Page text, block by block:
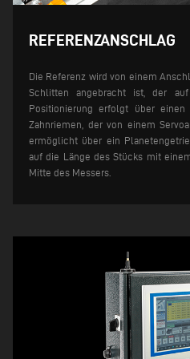
REFERENZANSCHLAG
Die Referenz wird von einem
Schlitten angebracht ist, der
Positionierung erfolgt über
Zahnriemen, der von einem
ermöglicht über ein
auf die Länge des Stücks mit
Mitte des Messers.